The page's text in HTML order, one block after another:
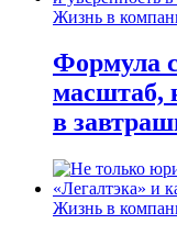
Жизнь в
Формула
масштаб,
в
Жизнь в